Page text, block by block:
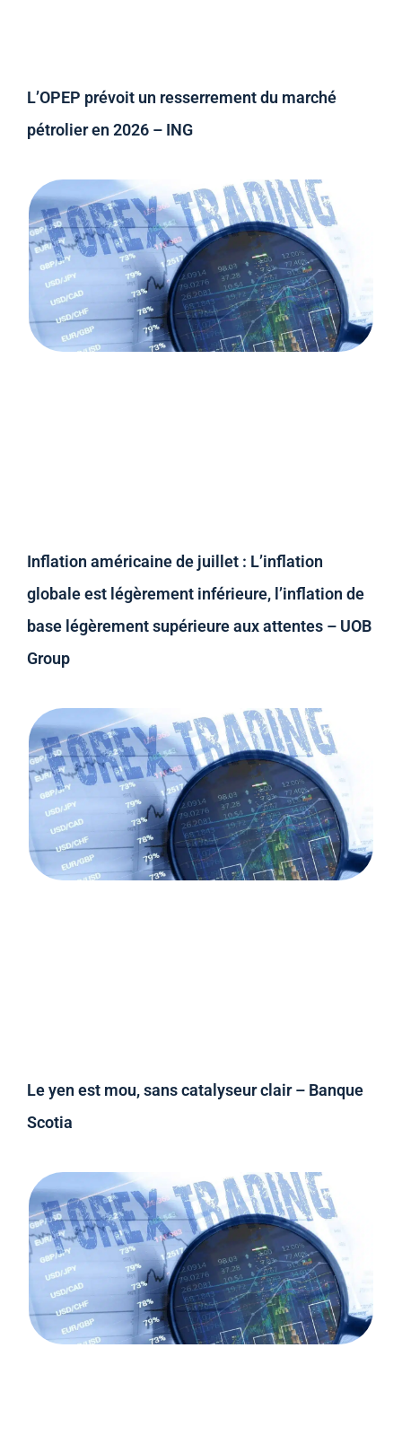
L’OPEP prévoit un resserrement du marché
pétrolier en 2026 – ING
Inflation américaine de juillet : L’inflation
globale est légèrement inférieure, l’inflation de
base légèrement supérieure aux attentes – UOB
Group
Le yen est mou, sans catalyseur clair – Banque
Scotia